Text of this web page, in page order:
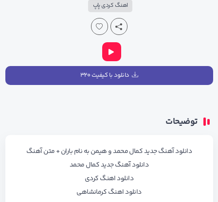
اهنگ کردی پاپ
دانلود با کیفیت ۳۲۰
توضیحات
دانلود آهنگ جدید کمال محمد و هیمن به نام باران + متن آهنگ
دانلود آهنگ جدید کمال محمد
دانلود اهنگ کردی
دانلود اهنگ کرمانشاهی